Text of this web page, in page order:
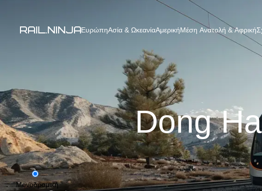
ΕυρώπηΑσία & ΩκεανίαΑμερικήΜέση Ανατολή & Αφρική
Dong
Μονοδρομική